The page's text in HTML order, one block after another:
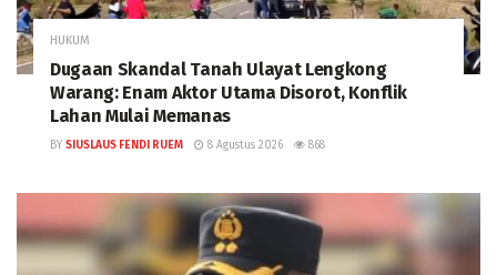
HUKUM
Dugaan Skandal Tanah Ulayat Lengkong
Warang: Enam Aktor Utama Disorot, Konflik
Lahan Mulai Memanas
BY SIUSLAUS FENDI RUEM 8 Agustus 2026 868